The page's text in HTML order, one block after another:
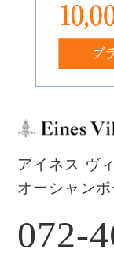
アイネス ヴ
オーシャン
072-